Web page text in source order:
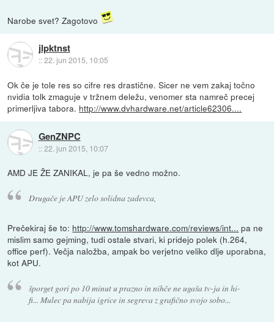
Narobe svet? Zagotovo
jlpktnst
::22. jun 2015, 10:05
Ok če je tole res so cifre res drastične. Sicer ne vem zakaj točno
nvidia tolk zmaguje v tržnem deležu, venomer sta namreč precej
primerljiva tabora. http://www.dvhardware.net/article62306....
GenZNPC
::22. jun 2015, 10:07
AMD JE ŽE ZANIKAL, je pa še vedno možno.
Drugače je APU zelo solidna zadevca,
Prečekiraj še to: http://www.tomshardware.com/reviews/int... pa ne
mislim samo gejming, tudi ostale stvari, ki pridejo polek (h.264,
office perf). Večja naložba, ampak bo verjetno veliko dlje uporabna,
kot APU.
šporget gori po 10 minut u prazno in nihče ne ugaša tv-ja in hi-
fi... Mulec pa nabija igrice in segreva z grafično svojo sobo...